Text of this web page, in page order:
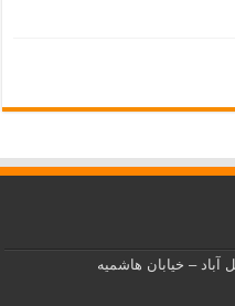
– خیابان هاشمیه